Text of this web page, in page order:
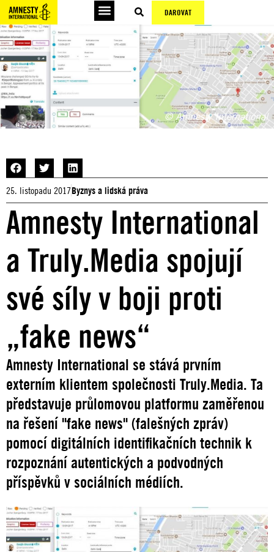
DAROVAT
© Amnesty International
25. listopadu 2017Byznys a lidská práva
Amnesty International
a Truly.Media spojují
své síly v boji proti
„fake news“
Amnesty International se stává prvním
externím klientem společnosti Truly.Media. Ta
představuje průlomovou platformu zaměřenou
na řešení "fake news" (falešných zpráv)
pomocí digitálních identifikačních technik k
rozpoznání autentických a podvodných
příspěvků v sociálních médiích.